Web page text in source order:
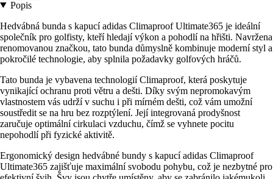
Popis
Hedvábná bunda s kapucí adidas Climaproof Ultimate365 je ideální
společník pro golfisty, kteří hledají výkon a pohodlí na hřišti. Navržena
renomovanou značkou, tato bunda důmyslně kombinuje moderní styl a
pokročilé technologie, aby splnila požadavky golfových hráčů.
Tato bunda je vybavena technologií Climaproof, která poskytuje
vynikající ochranu proti větru a dešti. Díky svým nepromokavým
vlastnostem vás udrží v suchu i při mírném dešti, což vám umožní
soustředit se na hru bez rozptýlení. Její integrovaná prodyšnost
zaručuje optimální cirkulaci vzduchu, čímž se vyhnete pocitu
nepohodlí při fyzické aktivitě.
Ergonomický design hedvábné bundy s kapucí adidas Climaproof
Ultimate365 zajišťuje maximální svobodu pohybu, což je nezbytné pro